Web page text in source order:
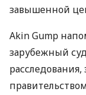
завышенной
Akin Gump
зарубежный